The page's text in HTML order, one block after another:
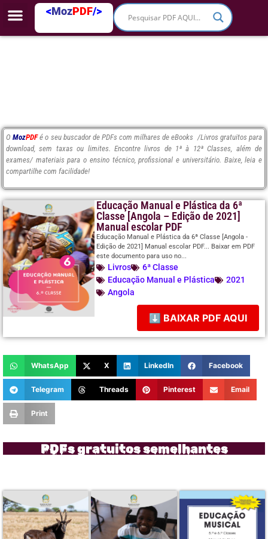
<MozPDF/>
OMozPDF é o seu buscador de PDFs com milhares de eBooks /Livros gratuitos para
download, sem taxas ou limites. Encontre livros de 1ª à 12ª Classes, além de
exames/ materiais para o ensino técnico, profissional e universitário. Baixe, leia e
compartilhe com facilidade!
Educação Manual e Plástica da 6ª
Classe [Angola – Edição de 2021]
Manual escolar PDF
Educação Manual e Plástica da 6ª Classe [Angola -
Edição de 2021] Manual escolar PDF... Baixar em PDF
este documento para uso no...
Livros
6ª Classe
Educação Manual e Plástica
2021
Angola
⬇ BAIXAR PDF AQUI
WhatsApp X LinkedIn Facebook
Telegram Threads Pinterest Email
Print
PDFs gratuitos semelhantes